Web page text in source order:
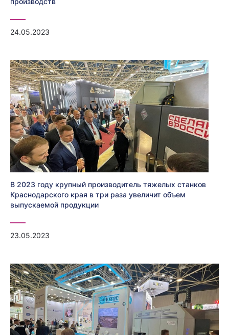
24.05.2023
В 2023 году крупный производитель тяжелых станков
Краснодарского края в три раза увеличит объем
выпускаемой продукции
23.05.2023